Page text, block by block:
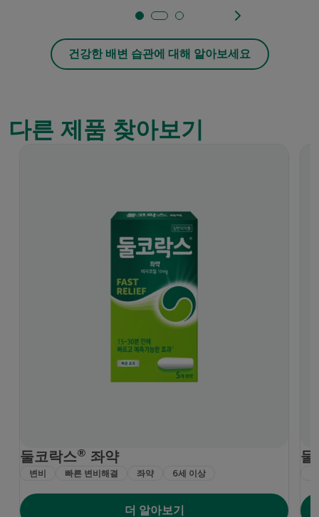
건강한 배변 습관에 대해 알아보세요
다른 제품 찾아보기
둘코락스® 좌약
변비 빠른 변비해결 좌약 6세 이상
더 알아보기
둘